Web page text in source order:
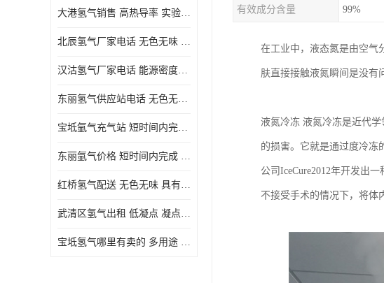
大港氢气销售 高热导率 实验室应用
北辰氢气厂家电话 无色无味 凝点为-259
汉沽氢气厂家电话 能源密度高 储存和传输便利
东丽氢气供应站电话 无色无味 储存和传输便利
宝坻氩气充气站 短时间内完成 人员经过培训
东丽氩气价格 短时间内完成 物流管理优良
红桥氢气配送 无色无味 具有较低的密度
武清区氢气出租 低凝点 凝点为-259
宝坻氢气哪里有卖的 多用途 可以在空气中上升
有效成分含量 99%
在工业中，液态氮是由空气
肤直接接触液氮瞬间是没有
液氮冷冻 液氮冷冻是近代
的损害。它就是通过度冷冻
公司IceCure2012年开发出
不接受手术的情况下，将体